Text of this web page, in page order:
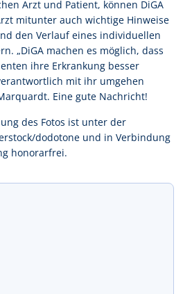
Arzt und Patient, können DiGA
mitunter auch wichtige Hinweise
den Verlauf eines individuellen
„DiGA machen es möglich, dass
ihre Erkrankung besser
mit ihr umgehen
Eine gute Nachricht!
des Fotos ist unter der
dodotone und in Verbindung
honorarfrei.